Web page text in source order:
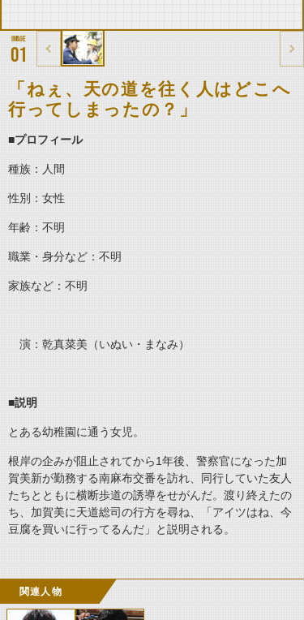
01
「ねぇ、天の道を往く人はどこへ
行ってしまったの？」
■プロフィール
種族：人間
性別：女性
年齢：不明
職業・身分など：不明
家族など：不明
演：乾真菜美（いぬい・まなみ）
■説明
とある幼稚園に通う女児。
根岸の企みが阻止されてから1年後、警察官になった加
賀美新が勤務する南麻布交番を訪れ、同行していた友人
たちとともに横断歩道の誘導をせがんだ。渡り終えたの
ち、加賀美に天道総司の行方を尋ね、「アイツはね、今
豆腐を買いに行ってるんだ」と説明される。
関連人物